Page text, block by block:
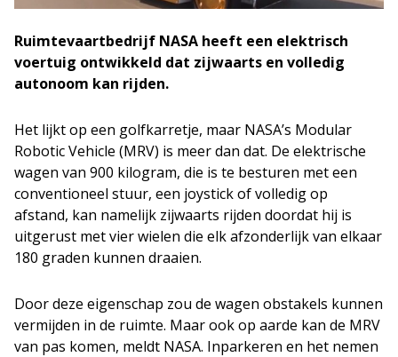
Ruimtevaartbedrijf NASA heeft een elektrisch
voertuig ontwikkeld dat zijwaarts en volledig
autonoom kan rijden.
Het lijkt op een golfkarretje, maar NASA’s Modular
Robotic Vehicle (MRV) is meer dan dat. De elektrische
wagen van 900 kilogram, die is te besturen met een
conventioneel stuur, een joystick of volledig op
afstand, kan namelijk zijwaarts rijden doordat hij is
uitgerust met vier wielen die elk afzonderlijk van elkaar
180 graden kunnen draaien.
Door deze eigenschap zou de wagen obstakels kunnen
vermijden in de ruimte. Maar ook op aarde kan de MRV
van pas komen, meldt NASA. Inparkeren en het nemen